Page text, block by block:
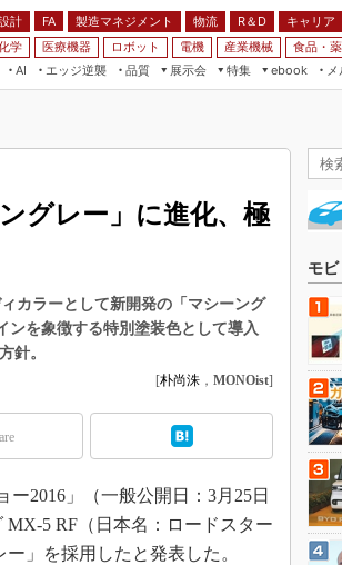
計 FA 製造マネジメント 物流 R＆D
キャリア
学 医療機器 ロボット 電機 産業機械 食品・
AI
エッジ逆襲 品質
展示会
WORLD
ンネット展
特集
組み込み画像技術
組み込みモデリング
ISO26262
3Dプリンタ
ebook
FA
グレー」に進化、極
カラーとして新開発の「マシーング
ンを象徴する特別塗装色として導入
針。
[朴尚洙 ， MONOist]
2016」（一般公開日：3月25日
5 RF（日本名：ロードスター
」を採用したと発表した。
モ